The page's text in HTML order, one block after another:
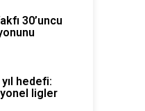
30’uncu
hedefi:
ligler